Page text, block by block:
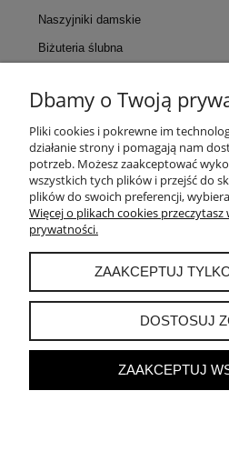
Naszyjniki damskie
Biżuteria ślubna
MOJE
PŁATNOŚCI I
Dbamy o Twoją
Pliki cookies i pokrewne im
działanie strony i pomagają nam
potrzeb. Możesz zaakceptować
wszystkich tych plików i przejść do
plików do swoich preferencji,
Więcej o plikach cookies przeczytasz
prywatności.
ZAAKCEPTUJ
DOSTOSUJ
ZAAKCEPTUJ